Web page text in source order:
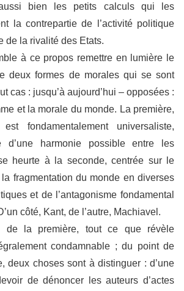
bien les petits calculs qui les
la contrepartie de l’activité politique
de la rivalité des Etats.
à ce propos remettre en lumière le
deux formes de morales qui se sont
cas : jusqu’à aujourd’hui – opposées :
et la morale du monde. La première,
fondamentalement universaliste,
d’une harmonie possible entre les
heurte à la seconde, centrée sur le
fragmentation du monde en diverses
et de l’antagonisme fondamental
côté, Kant, de l’autre, Machiavel.
de la première, tout ce que révèle
condamnable ; du point de
deux choses sont à distinguer : d’une
de dénoncer les auteurs d’actes